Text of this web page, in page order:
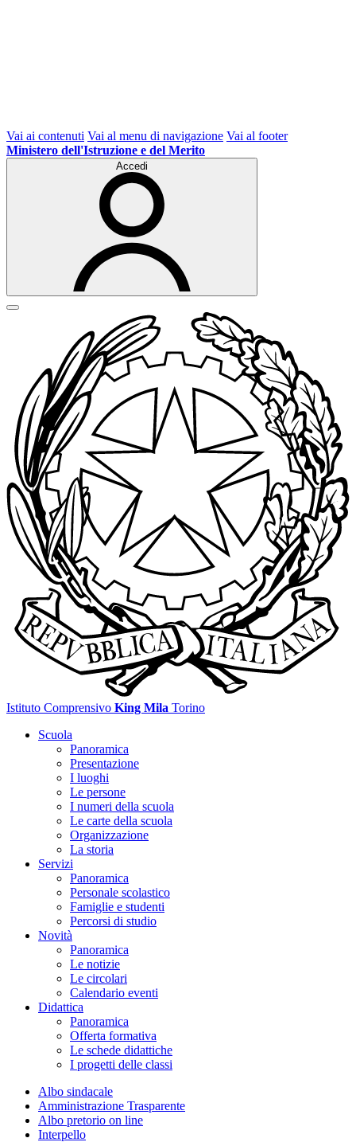
Vai ai contenuti Vai al menu di navigazione Vai al footer
Ministero dell'Istruzione e del Merito
Accedi
Istituto Comprensivo King Mila Torino
Scuola
Panoramica
Presentazione
I luoghi
Le persone
I numeri della scuola
Le carte della scuola
Organizzazione
La storia
Servizi
Panoramica
Personale scolastico
Famiglie e studenti
Percorsi di studio
Novità
Panoramica
Le notizie
Le circolari
Calendario eventi
Didattica
Panoramica
Offerta formativa
Le schede didattiche
I progetti delle classi
Albo sindacale
Amministrazione Trasparente
Albo pretorio on line
Interpello